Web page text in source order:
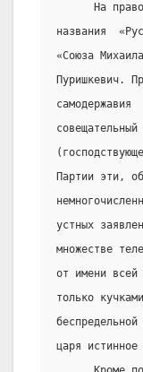
На
названия
«Союза
Пуришкевич.
Партии эти,
устных
множестве
от имени
только
царя